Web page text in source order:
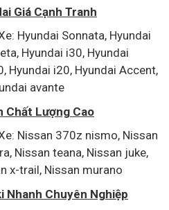
Giá Cạnh Tranh
Hyundai Sonnata, Hyundai
Hyundai i30, Hyundai
Hyundai i20, Hyundai Accent,
avante
Chất Lượng Cao
Nissan 370z nismo, Nissan
Nissan teana, Nissan juke,
x-trail, Nissan murano
Nhanh Chuyên Nghiệp